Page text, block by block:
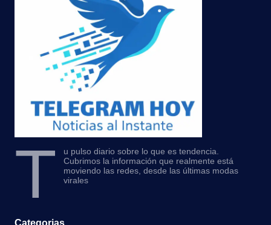
T
u pulso diario sobre lo que es tendencia.
Cubrimos la información que realmente está
moviendo las redes, desde las últimas modas
virales
Categorias